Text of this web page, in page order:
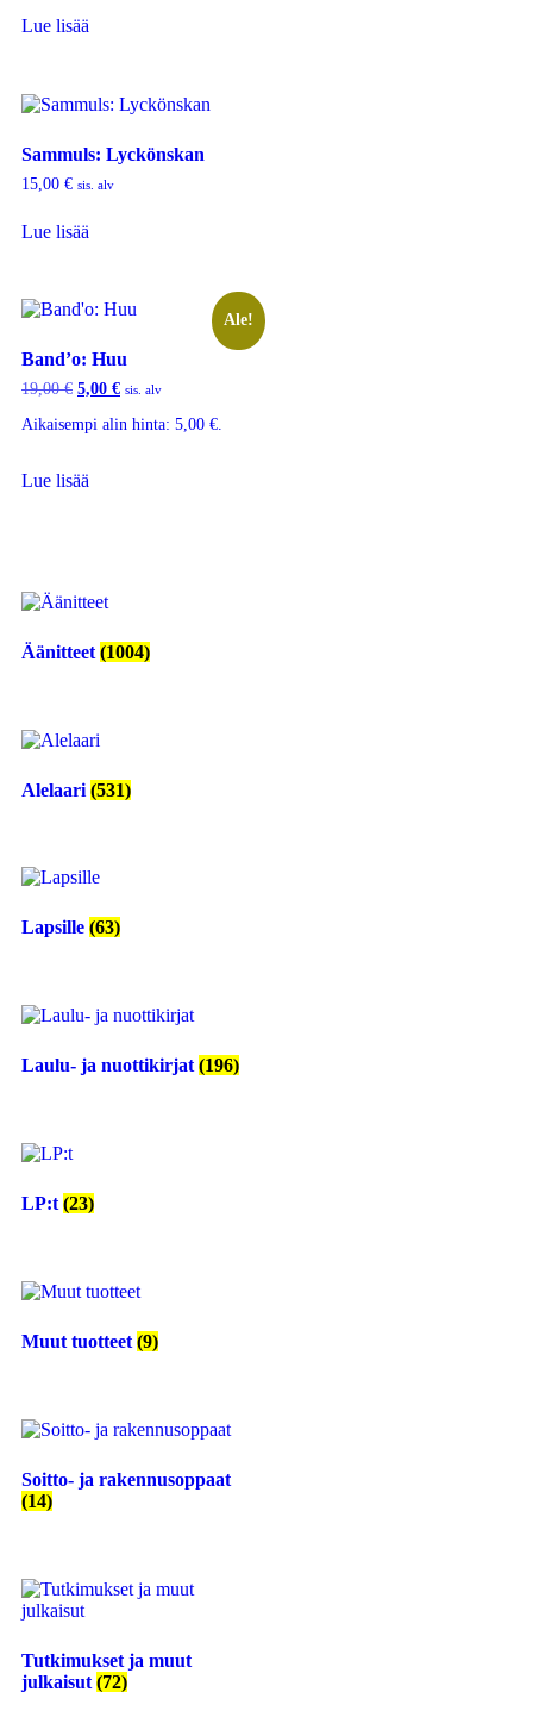
Lue lisää
Sammuls: Lyckönskan
15,00 € sis. alv
Lue lisää
Ale!
Band’o: Huu
19,00€ 5,00 € sis. alv
Aikaisempi alin hinta: 5,00 €.
Lue lisää
Äänitteet (1004)
Alelaari (531)
Lapsille (63)
Laulu- ja nuottikirjat (196)
LP:t (23)
Muut tuotteet (9)
Soitto- ja rakennusoppaat
(14)
Tutkimukset ja muut
julkaisut (72)